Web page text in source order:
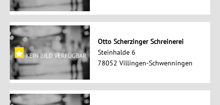
Otto Scherzinger Schreinerei
Steinhalde 6
78052 Villingen-Schwenningen